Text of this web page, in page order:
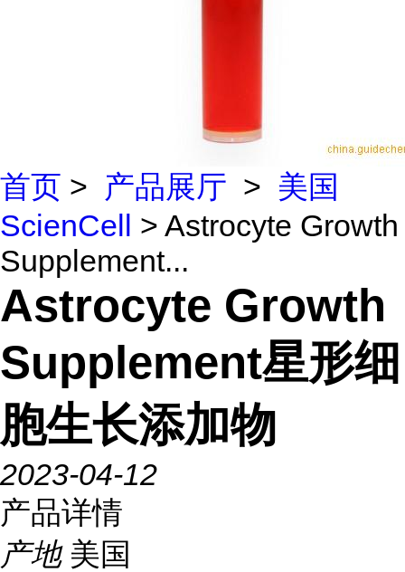
首页 > 产品展厅 > 美国
ScienCell > Astrocyte Growth
Supplement...
Astrocyte Growth
Supplement星形细
胞生长添加物
2023-04-12
产品详情
产地 美国